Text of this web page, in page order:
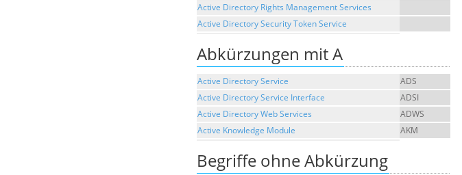
Active Directory Rights Management Services
Active Directory Security Token Service
Abkürzungen mit A
Active Directory Service
ADS
Active Directory Service Interface
ADSI
Active Directory Web Services
ADWS
Active Knowledge Module
AKM
Begriffe ohne Abkürzung